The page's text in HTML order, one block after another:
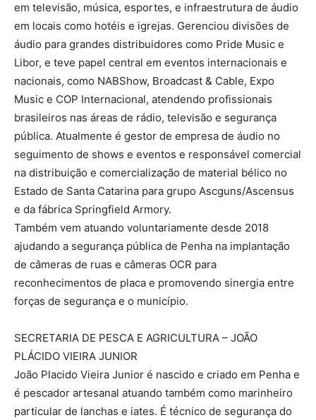
em televisão, música, esportes, e infraestrutura de áudio
em locais como hotéis e igrejas. Gerenciou divisões de
áudio para grandes distribuidores como Pride Music e
Libor, e teve papel central em eventos internacionais e
nacionais, como NABShow, Broadcast & Cable, Expo
Music e COP Internacional, atendendo profissionais
brasileiros nas áreas de rádio, televisão e segurança
pública. Atualmente é gestor de empresa de áudio no
seguimento de shows e eventos e responsável comercial
na distribuição e comercialização de material bélico no
Estado de Santa Catarina para grupo Ascguns/Ascensus
e da fábrica Springfield Armory.
Também vem atuando voluntariamente desde 2018
ajudando a segurança pública de Penha na implantação
de câmeras de ruas e câmeras OCR para
reconhecimentos de placa e promovendo sinergia entre
forças de segurança e o município.
SECRETARIA DE PESCA E AGRICULTURA – JOÃO
PLÁCIDO VIEIRA JUNIOR
João Placido Vieira Junior é nascido e criado em Penha e
é pescador artesanal atuando também como marinheiro
particular de lanchas e iates. É técnico de segurança do